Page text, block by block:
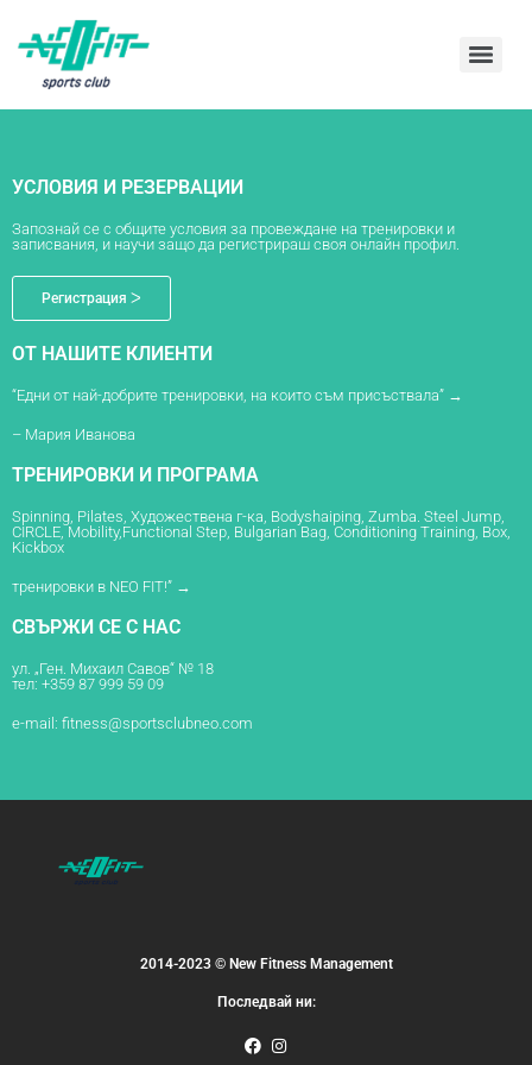
УСЛОВИЯ И РЕЗЕРВАЦИИ
Запознай се с общите условия за провеждане на тренировки и
записвания, и научи защо да регистрираш своя онлайн профил.
Регистрация ᐳ
ОТ НАШИТЕ КЛИЕНТИ
“Едни от най-добрите тренировки, на които съм присъствала” →
– Мария Иванова
ТРЕНИРОВКИ И ПРОГРАМА
Spinning, Pilates, Художествена г-ка, Bodyshaiping, Zumba. Steel Jump,
CIRCLE, Mobility,Functional Step, Bulgarian Bag, Conditioning Training, Box,
Kickbox
тренировки в NEO FIT!” →
СВЪРЖИ СЕ С НАС
ул. „Ген. Михаил Савов“ № 18
тел: +359 87 999 59 09
e-mail: fitness@sportsclubneo.com
2014-2023 © New Fitness Management
Последвай ни: